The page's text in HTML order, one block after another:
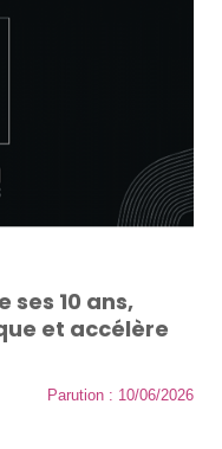
ses 10 ans,
et accélère
Parution : 10/06/2026